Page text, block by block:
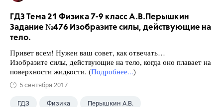
ГДЗ Тема 21 Физика 7-9 класс А.В.Перышкин
Задание №476 Изобразите силы, действующие на
тело.
Привет всем! Нужен ваш совет, как отвечать…
Изобразите силы, действующие на тело, когда оно плавает на
поверхности жидкости. (Подробнее...)
5 сентября 2017
ГДЗ Физика Перышкин А.В.